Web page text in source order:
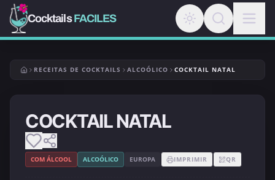
CocktailsFACILES
RECEITAS DE COCKTAILS ALCOÓLICO COCKTAIL NATAL
COCKTAIL NATAL
COM ÁLCOOL ALCOÓLICO EUROPA IMPRIMIR QR